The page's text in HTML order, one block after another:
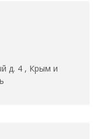
д. 4 , Крым и